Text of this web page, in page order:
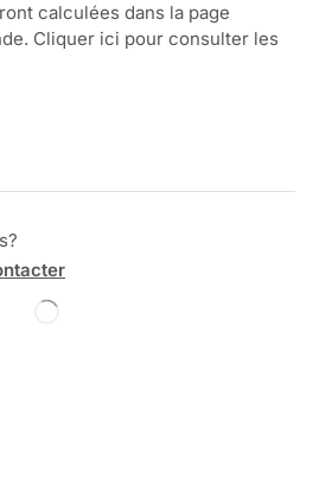
calculées dans la page
Cliquer ici pour consulter les